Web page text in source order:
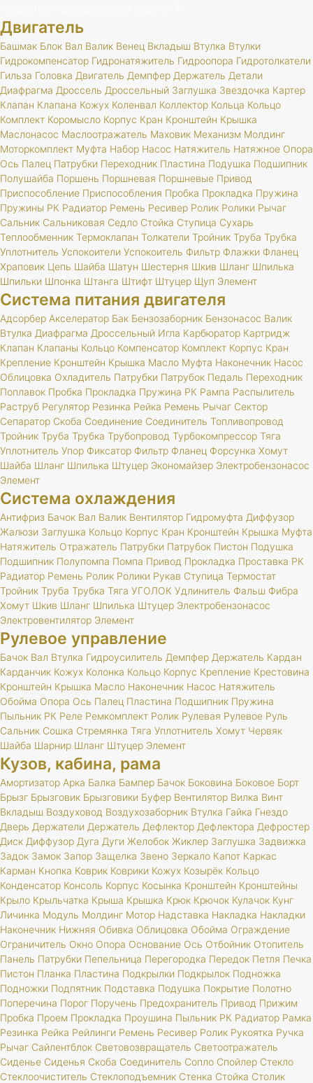
Двигатель
Башмак Блок Вал Валик Венец Вкладыш Втулка Втулки
Гидрокомпенсатор Гидронатяжитель Гидроопора Гидротолкатели
Гильза Головка Двигатель Демпфер Держатель Детали
Диафрагма Дроссель Дроссельный Заглушка Звездочка Картер
Клапан Клапана Кожух Коленвал Коллектор Кольца Кольцо
Комплект Коромысло Корпус Кран Кронштейн Крышка
Маслонасос Маслоотражатель Маховик Механизм Молдинг
Моторкомплект Муфта Набор Насос Натяжитель Натяжное Опора
Ось Палец Патрубки Переходник Пластина Подушка Подшипник
Полушайба Поршень Поршневая Поршневые Привод
Приспособление Приспособления Пробка Прокладка Пружина
Пружины РК Радиатор Ремень Ресивер Ролик Ролики Рычаг
Сальник Сальниковая Седло Стойка Ступица Сухарь
Теплообменник Термоклапан Толкатели Тройник Труба Трубка
Уплотнитель Успокоители Успокоитель Фильтр Флажки Фланец
Храповик Цепь Шайба Шатун Шестерня Шкив Шланг Шпилька
Шпильки Шпонка Штанга Штифт Штуцер Щуп Элемент
Система питания двигателя
Адсорбер Акселератор Бак Бензозаборник Бензонасос Валик
Втулка Диафрагма Дроссельный Игла Карбюратор Картридж
Клапан Клапаны Кольцо Компенсатор Комплект Корпус Кран
Крепление Кронштейн Крышка Масло Муфта Наконечник Насос
Облицовка Охладитель Патрубки Патрубок Педаль Переходник
Поплавок Пробка Прокладка Пружина РК Рампа Распылитель
Раструб Регулятор Резинка Рейка Ремень Рычаг Сектор
Сепаратор Скоба Соединение Соединитель Топливопровод
Тройник Труба Трубка Трубопровод Турбокомпрессор Тяга
Уплотнитель Упор Фиксатор Фильтр Фланец Форсунка Хомут
Шайба Шланг Шпилька Штуцер Экономайзер Электробензонасос
Элемент
Система охлаждения
Антифриз Бачок Вал Валик Вентилятор Гидромуфта Диффузор
Жалюзи Заглушка Кольцо Корпус Кран Кронштейн Крышка Муфта
Натяжитель Отражатель Патрубки Патрубок Пистон Подушка
Подшипник Полупомпа Помпа Привод Прокладка Проставка РК
Радиатор Ремень Ролик Ролики Рукав Ступица Термостат
Тройник Труба Трубка Тяга УГОЛОК Удлинитель Фальш Фибра
Хомут Шкив Шланг Шпилька Штуцер Электробензонасос
Электровентилятор Элемент
Рулевое управление
Бачок Вал Втулка Гидроусилитель Демпфер Держатель Кардан
Карданчик Кожух Колонка Кольцо Корпус Крепление Крестовина
Кронштейн Крышка Масло Наконечник Насос Натяжитель
Обойма Опора Ось Палец Пластина Подшипник Пружина
Пыльник РК Реле Ремкомплект Ролик Рулевая Рулевое Руль
Сальник Сошка Стремянка Тяга Уплотнитель Хомут Червяк
Шайба Шарнир Шланг Штуцер Элемент
Кузов, кабина, рама
Амортизатор Арка Балка Бампер Бачок Боковина Боковое Борт
Брызг Брызговик Брызговики Буфер Вентилятор Вилка Винт
Вкладыш Воздуховод Воздухозаборник Втулка Гайка Гнездо
Дверь Держатели Держатель Дефлектор Дефлектора Дефростер
Диск Диффузор Дуга Дуги Желобок Жиклер Заглушка Задвижка
Задок Замок Запор Защелка Звено Зеркало Капот Каркас
Карман Кнопка Коврик Коврики Кожух Козырёк Кольцо
Конденсатор Консоль Корпус Косынка Кронштейн Кронштейны
Крыло Крыльчатка Крыша Крышка Крюк Крючок Кулачок Кунг
Личинка Модуль Молдинг Мотор Надставка Накладка Накладки
Наконечник Нижняя Обивка Облицовка Обойма Ограждение
Ограничитель Окно Опора Основание Ось Отбойник Отопитель
Панель Патрубки Пепельница Перегородка Передок Петля Печка
Пистон Планка Пластина Подкрылки Подкрылок Подножка
Подножки Подпятник Подставка Подушка Покрытие Полотно
Поперечина Порог Поручень Предохранитель Привод Прижим
Пробка Проем Прокладка Проушина Пыльник РК Радиатор Рамка
Резинка Рейка Рейлинги Ремень Ресивер Ролик Рукоятка Ручка
Рычаг Сайлентблок Световозвращатель Светоотражатель
Сиденье Сиденья Скоба Соединитель Сопло Спойлер Стекло
Стеклоочиститель Стеклоподъемник Стенка Стойка Столик